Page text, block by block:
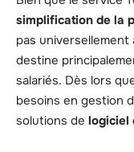
simplification de la
pas
destine
salariés. Dès lors
besoins en gestion
solutions de logiciel